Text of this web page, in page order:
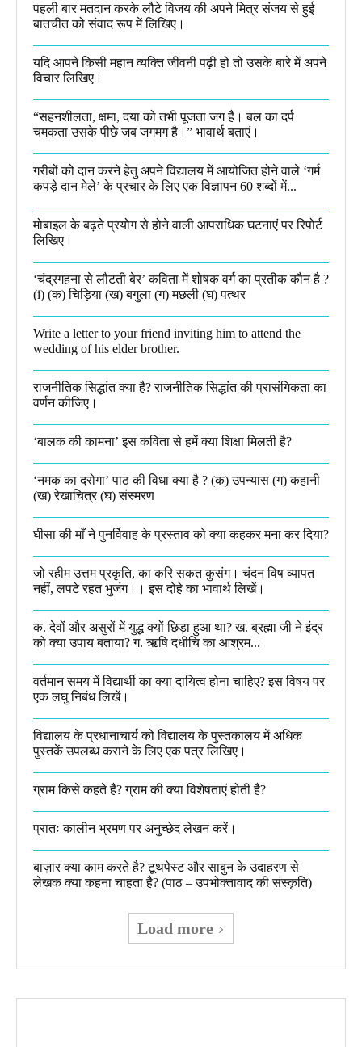
पहली बार मतदान करके लौटे विजय की अपने मित्र संजय से हुई
बातचीत को संवाद रूप में लिखिए।
यदि आपने किसी महान व्यक्ति जीवनी पढ़ी हो तो उसके बारे में अपने
विचार लिखिए।
“सहनशीलता, क्षमा, दया को तभी पूजता जग है। बल का दर्प
चमकता उसके पीछे जब जगमग है।”​ भावार्थ बताएं।
गरीबों को दान करने हेतु अपने विद्यालय में आयोजित होने वाले ‘गर्म
कपड़े दान मेले’ के प्रचार के लिए एक विज्ञापन 60 शब्दों में...
मोबाइल के बढ़ते प्रयोग से होने वाली आपराधिक घटनाएं पर रिपोर्ट
लिखिए।
‘चंद्रगहना से लौटती बेर’ कविता में शोषक वर्ग का प्रतीक कौन है ?
(i) (क) चिड़िया (ख) बगुला (ग) मछली (घ) पत्थर
Write a letter to your friend inviting him to attend the
wedding of his elder brother.
राजनीतिक सिद्धांत क्या है? राजनीतिक सिद्धांत की प्रासंगिकता का
वर्णन कीजिए।
‘बालक की कामना’ इस कविता से हमें क्या शिक्षा मिलती है?
‘नमक का दरोगा’ पाठ की विधा क्या है ? (क) उपन्यास (ग) कहानी
(ख) रेखाचित्र (घ) संस्मरण​
घीसा की माँ ने पुनर्विवाह के प्रस्ताव को क्या कहकर मना कर दिया?
जो रहीम उत्तम प्रकृति, का करि सकत कुसंग। चंदन विष व्यापत
नहीं, लपटे रहत भुजंग।। इस दोहे का भावार्थ लिखें।
क. देवों और असुरों में युद्ध क्यों छिड़ा हुआ था? ख. ब्रह्मा जी ने इंद्र
को क्या उपाय बताया? ग. ऋषि दधीचि का आश्रम...
वर्तमान समय में विद्यार्थी का क्या दायित्व होना चाहिए? इस विषय पर
एक लघु निबंध लिखें।
विद्यालय के प्रधानाचार्य को विद्यालय के पुस्तकालय में अधिक
पुस्तकें उपलब्ध कराने के लिए एक पत्र लिखिए।
ग्राम किसे कहते हैं? ग्राम की क्या विशेषताएं होती है?​
प्रातः कालीन भ्रमण पर अनुच्छेद लेखन करें।
बाज़ार क्या काम करते है? टूथपेस्ट और साबुन के उदाहरण से
लेखक क्या कहना चाहता है? (पाठ – उपभोक्तावाद की संस्कृति)
Load more